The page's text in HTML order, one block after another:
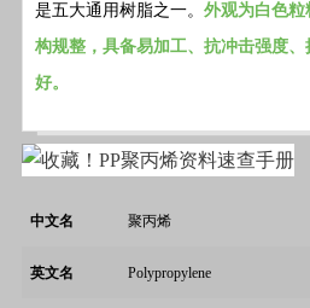
是五大通用树脂之一。 外观为白色
构规整，具备易加工、抗冲击强度
好。
中文名 聚丙烯
英文名 Polypropylene